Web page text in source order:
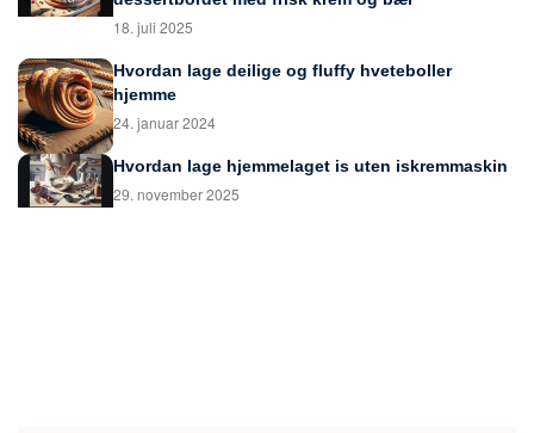
18. juli 2025
Hvordan lage deilige og fluffy hveteboller
hjemme
24. januar 2024
Hvordan lage hjemmelaget is uten iskremmaskin
29. november 2025